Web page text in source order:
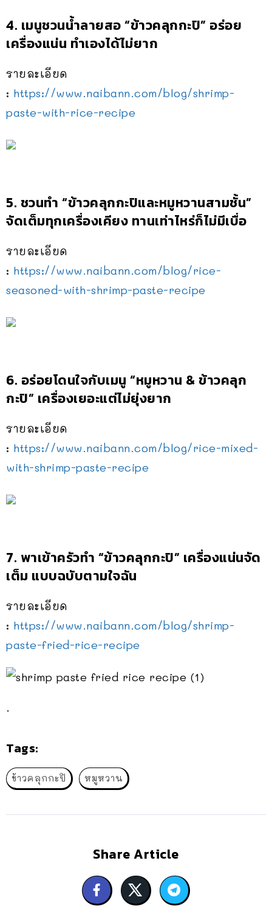
4. เมนูชวนน้ำลายสอ “ข้าวคลุกกะปิ” อร่อย
เครื่องแน่น ทำเองได้ไม่ยาก
รายละเอียด
: https://www.naibann.com/blog/shrimp-
paste-with-rice-recipe
5. ชวนทำ “ข้าวคลุกกะปิและหมูหวานสามชั้น”
จัดเต็มทุกเครื่องเคียง ทานเท่าไหร่ก็ไม่มีเบื่อ
รายละเอียด
: https://www.naibann.com/blog/rice-
seasoned-with-shrimp-paste-recipe
6. อร่อยโดนใจกับเมนู “หมูหวาน & ข้าวคลุก
กะปิ” เครื่องเยอะแต่ไม่ยุ่งยาก
รายละเอียด
: https://www.naibann.com/blog/rice-mixed-
with-shrimp-paste-recipe
7. พาเข้าครัวทำ “ข้าวคลุกกะปิ” เครื่องแน่นจัด
เต็ม แบบฉบับตามใจฉัน
รายละเอียด
: https://www.naibann.com/blog/shrimp-
paste-fried-rice-recipe
.
Tags:
ข้าวคลุกกะปิ หมูหวาน
Share Article